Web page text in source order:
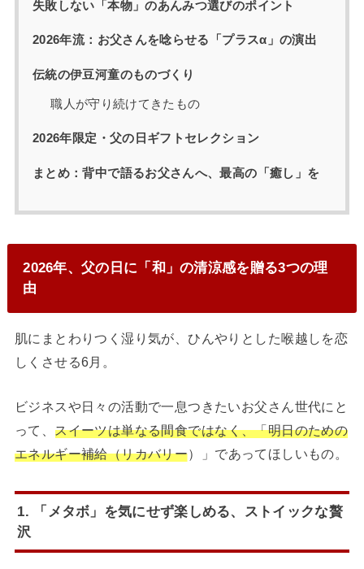
失敗しない「本物」のあんみつ選びのポイント
2026年流：お父さんを唸らせる「プラスα」の演出
伝統の伊豆河童のものづくり
職人が守り続けてきたもの
2026年限定・父の日ギフトセレクション
まとめ：背中で語るお父さんへ、最高の「癒し」を
2026年、父の日に「和」の清涼感を贈る3つの理
由
肌にまとわりつく湿り気が、ひんやりとした喉越しを恋
しくさせる6月。
ビジネスや日々の活動で一息つきたいお父さん世代にと
って、 スイーツは単なる間食ではなく、「明日のための
エネルギー補給（リカバリー）」であってほしいもの。
1. 「メタボ」を気にせず楽しめる、ストイックな贅
沢